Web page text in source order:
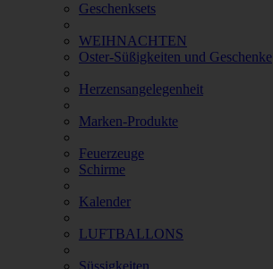
Geschenksets
WEIHNACHTEN
Oster-Süßigkeiten und Geschenke
Herzensangelegenheit
Marken-Produkte
Feuerzeuge
Schirme
Kalender
LUFTBALLONS